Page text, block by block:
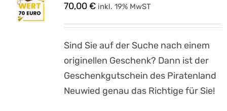
70,00€ inkl. 19% MwST
Sind Sie auf der Suche nach einem
originellen Geschenk? Dann ist der
Geschenkgutschein des Piratenland
Neuwied genau das Richtige für Sie!